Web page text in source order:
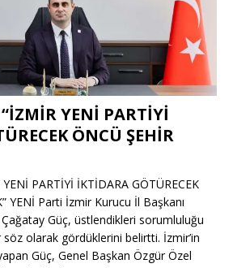
YENİ PARTİYİ
ÖNCÜ ŞEHİR
PARTİYİ İKTİDARA GÖTÜRECEK
YENİ Parti İzmir Kurucu İl Başkanı
Güç, üstlendikleri sorumluluğu
söz olarak gördüklerini belirtti. İzmir’in
Güç, Genel Başkan Özgür Özel